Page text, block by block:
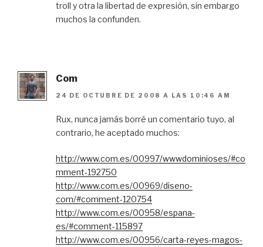
troll y otra la libertad de expresión, sin embargo
muchos la confunden.
Com
24 DE OCTUBRE DE 2008 A LAS 10:46 AM
Rux, nunca jamás borré un comentario tuyo, al
contrario, he aceptado muchos:
http://www.com.es/00997/wwwdominioses/#co
mment-192750
http://www.com.es/00969/diseno-
com/#comment-120754
http://www.com.es/00958/espana-
es/#comment-115897
http://www.com.es/00956/carta-reyes-magos-